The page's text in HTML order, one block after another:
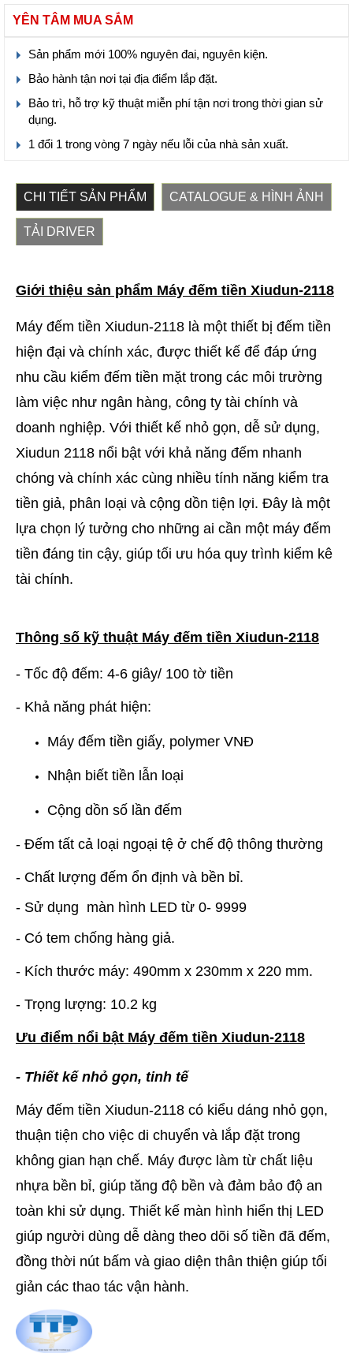
YÊN TÂM MUA SẮM
Sản phẩm mới 100% nguyên đai, nguyên kiện.
Bảo hành tận nơi tại địa điểm lắp đặt.
Bảo trì, hỗ trợ kỹ thuật miễn phí tận nơi trong thời gian sử
dụng.
1 đổi 1 trong vòng 7 ngày nếu lỗi của nhà sản xuất.
CHI TIẾT SẢN PHẨM CATALOGUE & HÌNH ẢNH
TẢI DRIVER
Giới thiệu sản phẩm Máy đếm tiền Xiudun-2118
Máy đếm tiền Xiudun-2118 là một thiết bị đếm tiền
hiện đại và chính xác, được thiết kế để đáp ứng
nhu cầu kiểm đếm tiền mặt trong các môi trường
làm việc như ngân hàng, công ty tài chính và
doanh nghiệp. Với thiết kế nhỏ gọn, dễ sử dụng,
Xiudun 2118 nổi bật với khả năng đếm nhanh
chóng và chính xác cùng nhiều tính năng kiểm tra
tiền giả, phân loại và cộng dồn tiện lợi. Đây là một
lựa chọn lý tưởng cho những ai cần một máy đếm
tiền đáng tin cậy, giúp tối ưu hóa quy trình kiểm kê
tài chính.
Thông số kỹ thuật Máy đếm tiền Xiudun-2118
- Tốc độ đếm: 4-6 giây/ 100 tờ tiền
- Khả năng phát hiện:
Máy đếm tiền giấy, polymer VNĐ
Nhận biết tiền lẫn loại
Cộng dồn số lần đếm
- Đếm tất cả loại ngoại tệ ở chế độ thông thường
- Chất lượng đếm ổn định và bền bỉ.
- Sử dụng màn hình LED từ 0- 9999
- Có tem chống hàng giả.
- Kích thước máy: 490mm x 230mm x 220 mm.
- Trọng lượng: 10.2 kg
Ưu điểm nổi bật Máy đếm tiền Xiudun-2118
- Thiết kế nhỏ gọn, tinh tế
Máy đếm tiền Xiudun-2118 có kiểu dáng nhỏ gọn,
thuận tiện cho việc di chuyển và lắp đặt trong
không gian hạn chế. Máy được làm từ chất liệu
nhựa bền bỉ, giúp tăng độ bền và đảm bảo độ an
toàn khi sử dụng. Thiết kế màn hình hiển thị LED
giúp người dùng dễ dàng theo dõi số tiền đã đếm,
đồng thời nút bấm và giao diện thân thiện giúp tối
giản các thao tác vận hành.